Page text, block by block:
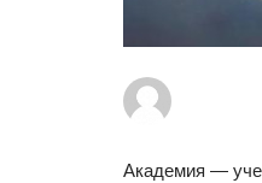
Академия —